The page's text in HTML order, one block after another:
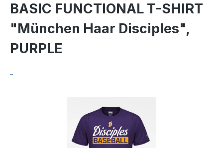
BASIC FUNCTIONAL T-SHIRT
"München Haar Disciples",
PURPLE